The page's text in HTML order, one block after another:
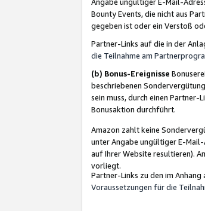
Bounty Events, die nicht aus
gegeben ist oder ein Verstoß
Partner-Links auf die in der
die Teilnahme am
(b) Bonus-Ereignisse
beschriebenen
sein muss, durch einen
Bonusaktion durchführt.
Amazon zahlt keine
unter Angabe ungültiger E-
auf Ihrer Website resultieren).
vorliegt.
Partner-Links zu den im
Voraussetzungen für die